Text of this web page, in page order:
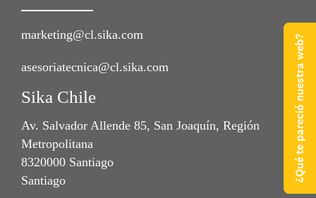
marketing@cl.sika.com
asesoriatecnica@cl.sika.com
Sika Chile
Av. Salvador Allende 85, San Joaquín, Región
Metropolitana
8320000 Santiago
Santiago
¿Qué te pareció nuestra web?